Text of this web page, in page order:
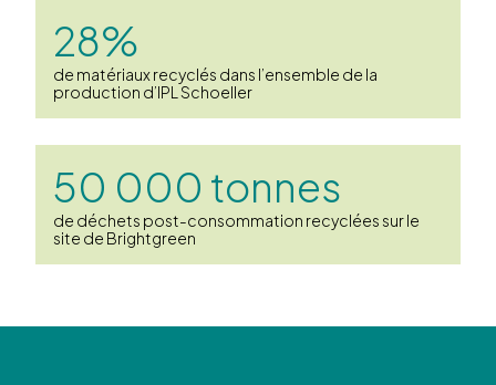
28%
de matériaux recyclés dans l’ensemble de la
production d’IPL Schoeller
50 000 tonnes
de déchets post-consommation recyclées sur le
site de Brightgreen